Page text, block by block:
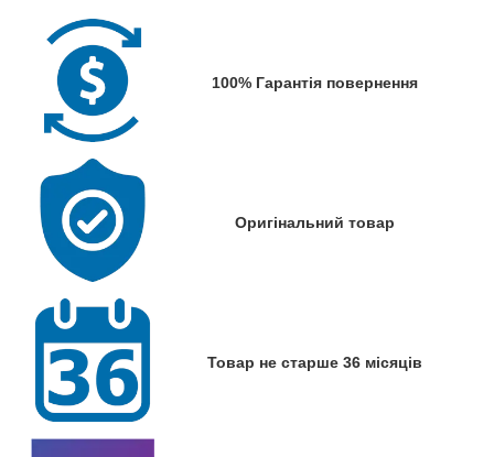
100% Гарантія повернення
Оригінальний товар
Товар не старше 36 місяців